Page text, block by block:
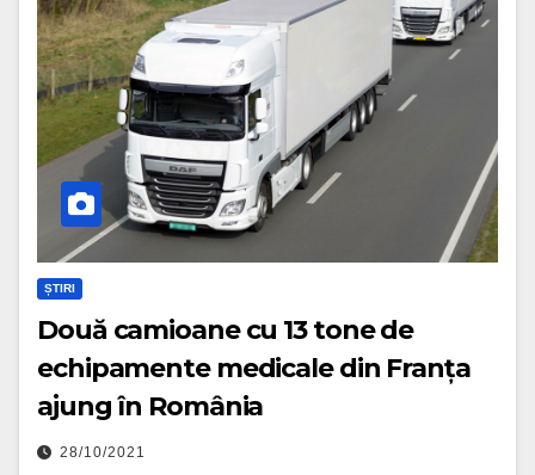
ȘTIRI
Două camioane cu 13 tone de
echipamente medicale din Franța
ajung în România
28/10/2021